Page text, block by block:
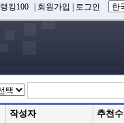
랭킹100 회원가입 로그인
작성자 추천수